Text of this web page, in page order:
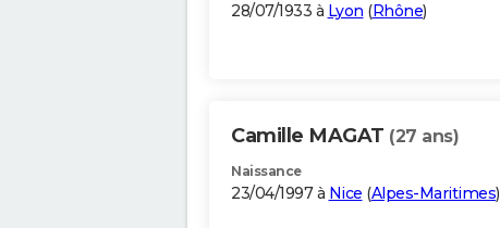
28/07/1933 à Lyon (Rhône)
Camille MAGAT (27 ans)
Naissance
23/04/1997 à Nice (Alpes-Maritimes)